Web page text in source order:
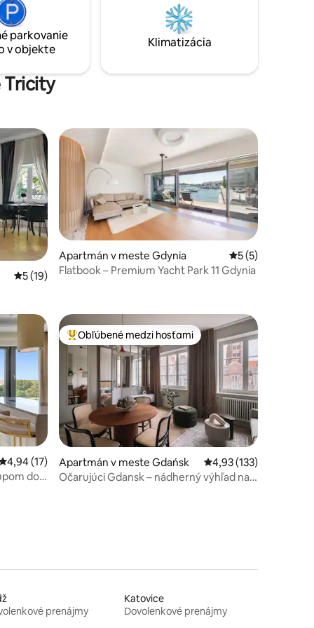
hygienu. Pôvodná doska bola odkrytá a
odborne zrekonštruovaná.
parkovanie
v objekte
Klimatizácia
Tricity
209
Priemerné ohodnotenie 5 z 5, počet hodnotení: 19
5 (19)
Apartmán v meste Gdynia Priemerné
5 (5)
Flatbook – Premium Yacht Park 11 Gdynia
250 ohodnotenie 4,94 z 5, počet hodnotení: 17
4,94 (17)
do
Najobľúbenejšie medzi hosťami
Obľúbené medzi hosťami
Apartmán v meste Gdańsk Priemerné
4,93 (133)
Očarujúci Gdansk – nádherný výhľad na
prenájmy
Katovice
Dovolenkové prenájmy